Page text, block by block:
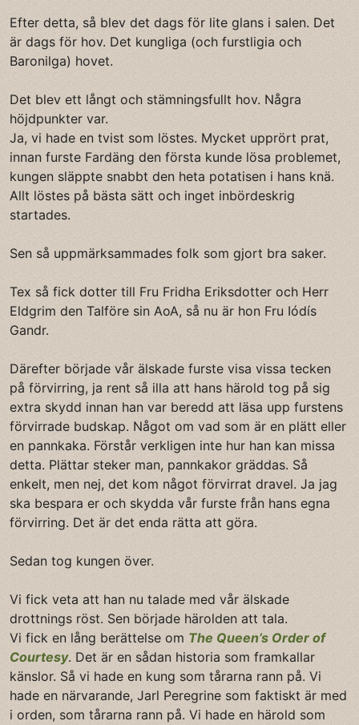
Efter detta, så blev det dags för lite glans i salen. Det
är dags för hov. Det kungliga (och furstligia och
Baronilga) hovet.
Det blev ett långt och stämningsfullt hov. Några
höjdpunkter var.
Ja, vi hade en tvist som löstes. Mycket upprört prat,
innan furste Fardäng den första kunde lösa problemet,
kungen släppte snabbt den heta potatisen i hans knä.
Allt löstes på bästa sätt och inget inbördeskrig
startades.
Sen så uppmärksammades folk som gjort bra saker.
Tex så fick dotter till Fru Fridha Eriksdotter och Herr
Eldgrim den Talföre sin AoA, så nu är hon Fru Iódís
Gandr.
Därefter började vår älskade furste visa vissa tecken
på förvirring, ja rent så illa att hans härold tog på sig
extra skydd innan han var beredd att läsa upp furstens
förvirrade budskap. Något om vad som är en plätt eller
en pannkaka. Förstår verkligen inte hur han kan missa
detta. Plättar steker man, pannkakor gräddas. Så
enkelt, men nej, det kom något förvirrat dravel. Ja jag
ska bespara er och skydda vår furste från hans egna
förvirring. Det är det enda rätta att göra.
Sedan tog kungen över.
Vi fick veta att han nu talade med vår älskade
drottnings röst. Sen började härolden att tala.
Vi fick en lång berättelse om The Queen’s Order of
Courtesy. Det är en sådan historia som framkallar
känslor. Så vi hade en kung som tårarna rann på. Vi
hade en närvarande, Jarl Peregrine som faktiskt är med
i orden, som tårarna rann på. Vi hade en härold som